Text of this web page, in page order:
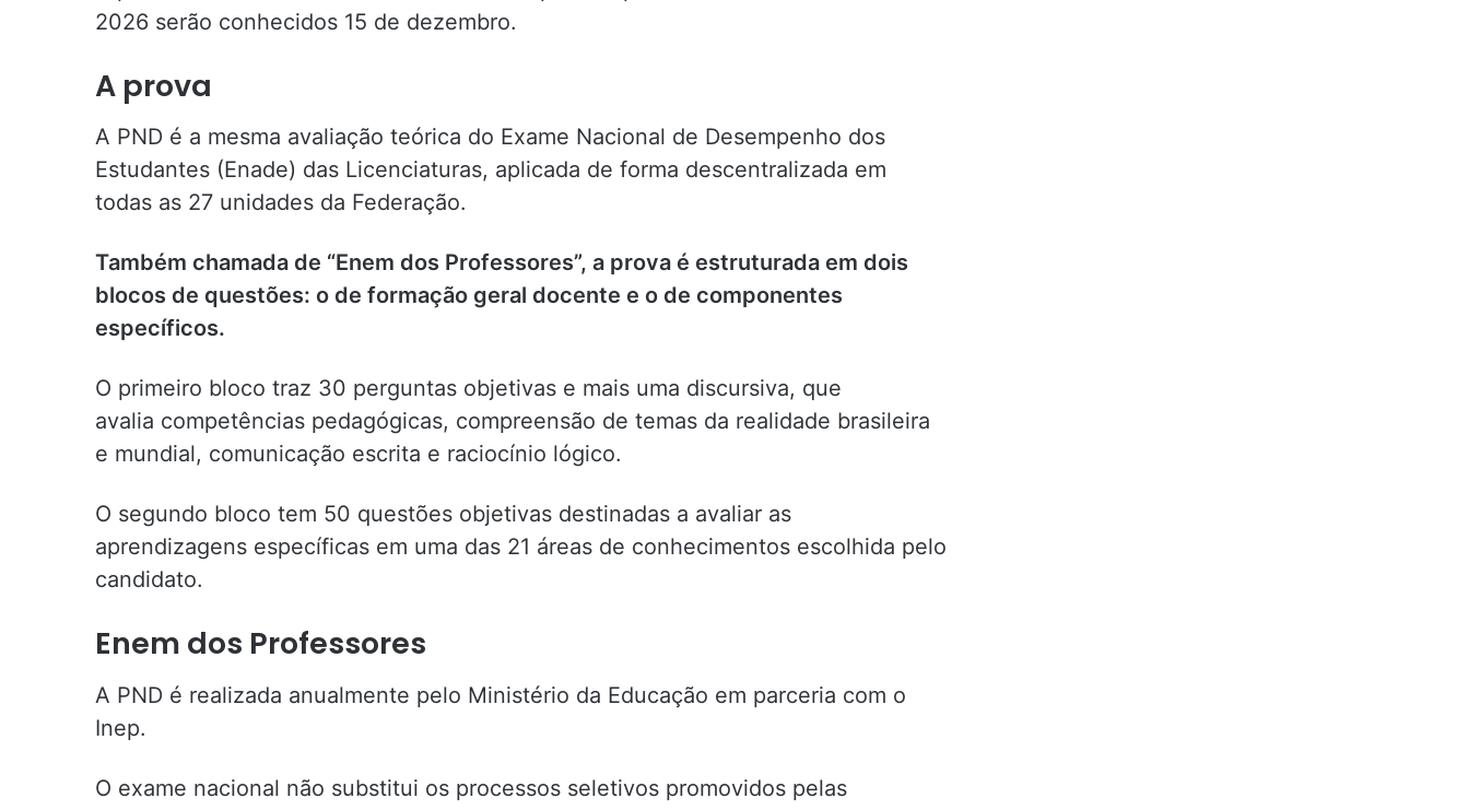
2026 serão conhecidos 15 de dezembro.
A prova
A PND é a mesma avaliação teórica do Exame Nacional de Desempenho dos
Estudantes (Enade) das Licenciaturas, aplicada de forma descentralizada em
todas as 27 unidades da Federação.
Também chamada de “Enem dos Professores”, a prova é estruturada em dois
blocos de questões: o de formação geral docente e o de componentes
específicos.
O primeiro bloco traz 30 perguntas objetivas e mais uma discursiva, que
avalia competências pedagógicas, compreensão de temas da realidade brasileira
e mundial, comunicação escrita e raciocínio lógico.
O segundo bloco tem 50 questões objetivas destinadas a avaliar as
aprendizagens específicas em uma das 21 áreas de conhecimentos escolhida pelo
candidato.
Enem dos Professores
A PND é realizada anualmente pelo Ministério da Educação em parceria com o
Inep.
O exame nacional não substitui os processos seletivos promovidos pelas